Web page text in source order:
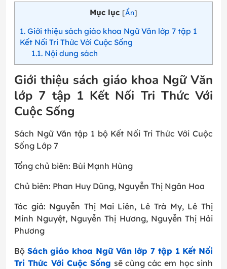
Mục lục [Ẩn]
1 Giới thiệu sách giáo khoa Ngữ Văn lớp 7 tập 1
Kết Nối Tri Thức Với Cuộc Sống
1.1Nội dung sách
Giới thiệu sách giáo khoa Ngữ Văn
lớp 7 tập 1 Kết Nối Tri Thức Với
Cuộc Sống
Sách Ngữ Văn tập 1 bộ Kết Nối Tri Thức Với Cuộc
Sống Lớp 7
Tổng chủ biên: Bùi Mạnh Hùng
Chủ biên: Phan Huy Dũng, Nguyễn Thị Ngân Hoa
Tác giả: Nguyễn Thị Mai Liên, Lê Trà My, Lê Thị
Minh Nguyệt, Nguyễn Thị Hương, Nguyễn Thị Hải
Phương
Bộ Sách giáo khoa Ngữ Văn lớp 7 tập 1 Kết Nối
Tri Thức Với Cuộc Sống sẽ cùng các em học sinh